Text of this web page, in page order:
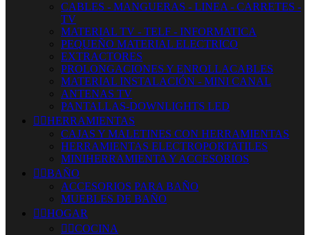
CABLES - MANGUERAS - LINEA - CARRETES -
TV
MATERIAL TV - TELF - INFORMATICA
PEQUEÑO MATERIAL ELECTRICO
EXTRACTORES
PROLONGACIONES Y ENROLLACABLES
MATERIAL INSTALACIÓN - MINI CANAL
ANTENAS TV
PANTALLAS-DOWNLIGHTS LED
 HERRAMIENTAS
CAJAS Y MALETINES CON HERRAMIENTAS
HERRAMIENTAS ELECTROPORTATILES
MINIHERRAMIENTA Y ACCESORIOS
 BAÑO
ACCESORIOS PARA BAÑO
MUEBLES DE BAÑO
 HOGAR
 COCINA